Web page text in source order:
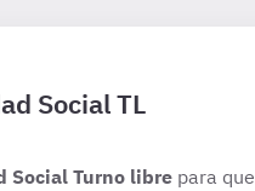
Social TL
Social Turno librepara que